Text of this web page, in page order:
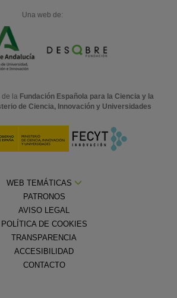
Una web de:
de la Fundación Española para la Ciencia y la
de Ciencia, Innovación y Universidades
WEB TEMÁTICAS
PATRONOS
AVISO LEGAL
POLÍTICA DE COOKIES
TRANSPARENCIA
ACCESIBILIDAD
CONTACTO